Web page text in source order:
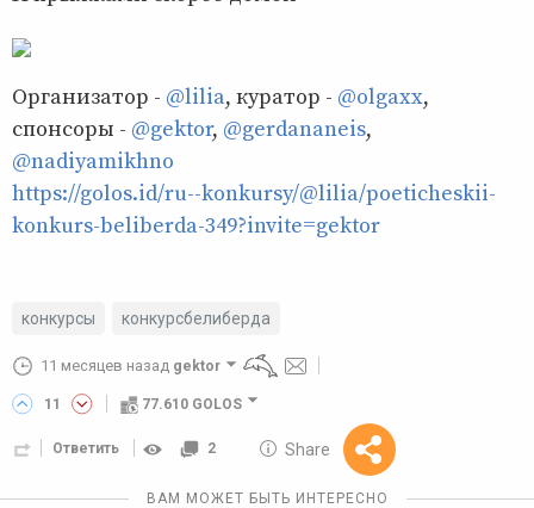
Организатор - @lilia, куратор - @olgaxx,
спонсоры - @gektor, @gerdananeis,
@nadiyamikhno
https://golos.id/ru--konkursy/@lilia/poeticheskii-
konkurs-beliberda-349?invite=gektor
конкурсы конкурсбелиберда
11 месяцев назад gektor
11 77.610 GOLOS
Ответить 2 Share
Reward
10 GOLOS
ВАМ МОЖЕТ БЫТЬ ИНТЕРЕСНО